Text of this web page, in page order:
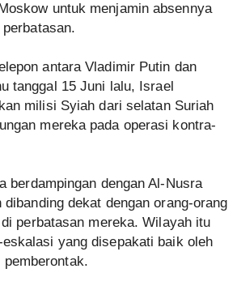
untuk menjamin absennya
antara Vladimir Putin dan
tanggal 15 Juni lalu, Israel
milisi Syiah dari selatan Suriah
mereka pada operasi kontra-
berdampingan dengan Al-Nusra
dekat dengan orang-orang
perbatasan mereka. Wilayah itu
yang disepakati baik oleh
pemberontak.